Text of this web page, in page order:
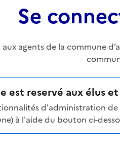
Se
agents de la commune
est reservé aux élus
d'administration
à l'aide du bouton ci-